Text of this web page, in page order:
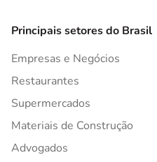
Principais setores do Brasil
Empresas e Negócios
Restaurantes
Supermercados
Materiais de Construção
Advogados